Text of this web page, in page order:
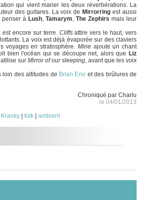
qui vient marier les deux réverbérations. La
des guitares. La voix de Mirrorring est aussi
penser à Lush, Tamarym, The Zephirs mais leur
encore sur terre. Cliffsattire vers le haut, vers
La voix est déjà évaporée sur des claviers
voyages en stratosphère. Mineajoute un chant
bien l'océan qui se découpe net, alors que Liz
sur Mirror of our sleeping, avant que les voix
loin des altitudes de Brian Eno et des brûlures de
Chroniqué par Charlu
le 04/01/2013
Kranky folk ambient